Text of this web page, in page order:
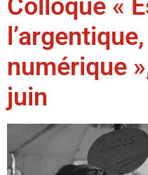
Colloque «
numérique
juin